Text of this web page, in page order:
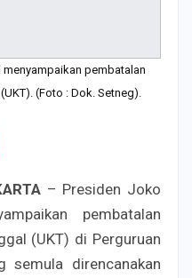
pembatalan
(Foto : Dok. Setneg).
– Presiden Joko
pembatalan
(UKT) di Perguruan
semula direncanakan